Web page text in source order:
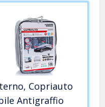
Copriauto
Antigraffio